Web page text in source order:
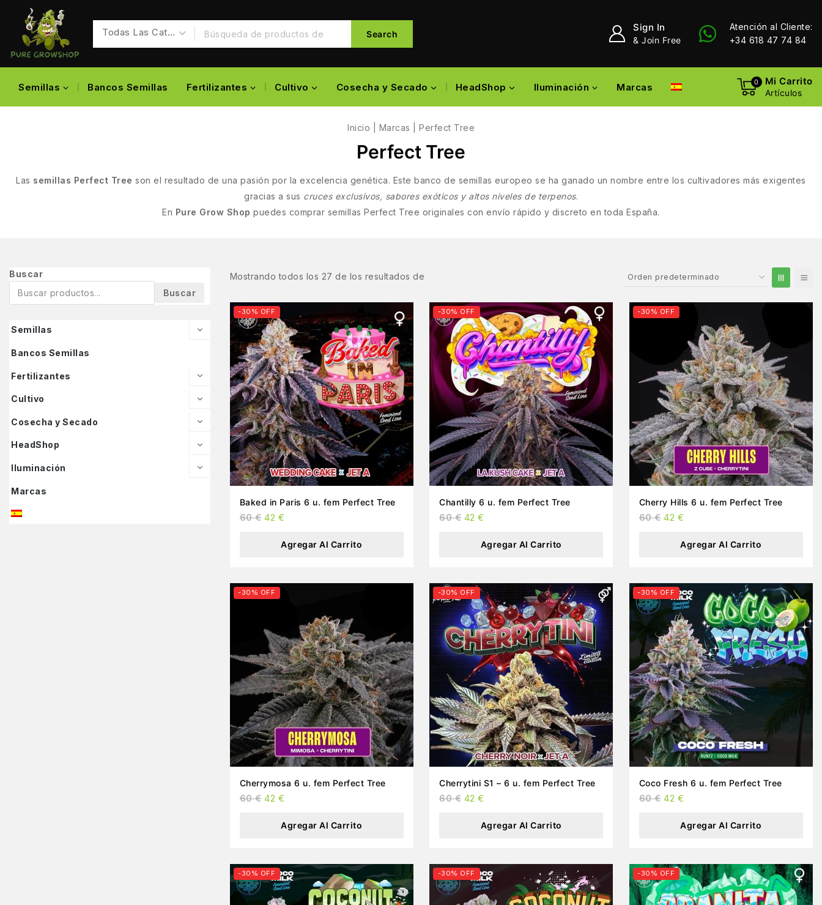
Search
Sign In
& Join Free
Atención al Cliente:
+34 618 47 74 84
Semillas Bancos Semillas Fertilizantes Cultivo Cosecha y Secado HeadShop Iluminación Marcas 0 Mi Carrito
Artículos
Inicio Marcas Perfect Tree
Perfect Tree
Las semillas Perfect Tree son el resultado de una pasión por la excelencia genética. Este banco de semillas europeo se ha ganado un nombre entre los cultivadores más exigentes
gracias a sus cruces exclusivos, sabores exóticos y altos niveles de terpenos.
En Pure Grow Shop puedes comprar semillas Perfect Tree originales con envío rápido y discreto en toda España.
Mostrando todos los 27 de los resultados de
-30% OFF
Baked in Paris 6 u. fem Perfect Tree
60€ 42 €
Agregar Al Carrito
-30% OFF
Chantilly 6 u. fem Perfect Tree
60€ 42€
Agregar Al Carrito
-30% OFF
Cherry Hills 6 u. fem Perfect Tree
60€ 42 €
Agregar Al Carrito
-30% OFF
Cherrymosa 6 u. fem Perfect Tree
60€ 42 €
Agregar Al Carrito
-30% OFF
Cherrytini S1 – 6 u. fem Perfect Tree
60€ 42€
Agregar Al Carrito
-30% OFF
Coco Fresh 6 u. fem Perfect Tree
60€ 42 €
Agregar Al Carrito
-30% OFF -30% OFF -30% OFF
Buscar
Buscar
Semillas
Bancos Semillas
Fertilizantes
Cultivo
Cosecha y Secado
HeadShop
Iluminación
Marcas